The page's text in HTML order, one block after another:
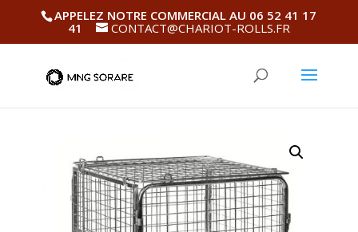
APPELEZ NOTRE COMMERCIAL AU 06 52 41 17
41
CONTACT@CHARIOT-ROLLS.FR